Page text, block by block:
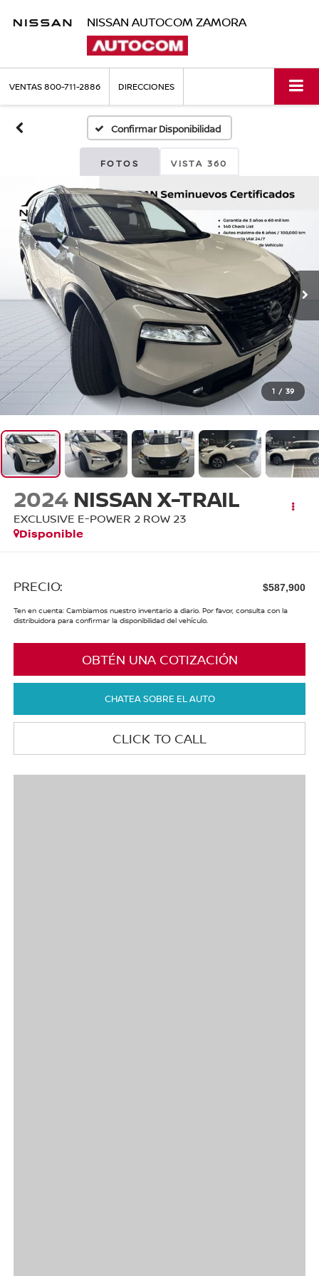
NISSAN AUTOCOM ZAMORA
VENTAS800-711-2886 DIRECCIONES
Confirmar Disponibilidad
FOTOS VISTA 360
1 / 39
2024 NISSAN X-TRAIL
EXCLUSIVE E-POWER 2 ROW 23
Disponible
PRECIO: $587,900
Ten en cuenta: Cambiamos nuestro inventario a diario. Por favor, consulta con la
distribuidora para confirmar la disponibilidad del vehículo.
OBTÉN UNA COTIZACIÓN
CHATEA SOBRE EL AUTO
CLICK TO CALL